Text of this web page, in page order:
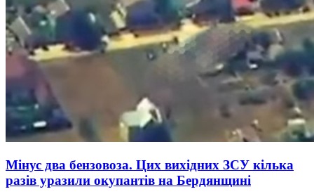
Мінус два бензовоза. Цих вихідних ЗСУ кілька
разів уразили окупантів на Бердянщині